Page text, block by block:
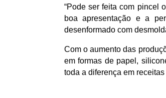
“Pode ser feita com pincel
boa apresentação e a
desenformado com
Com o aumento das
em formas de papel,
toda a diferença em